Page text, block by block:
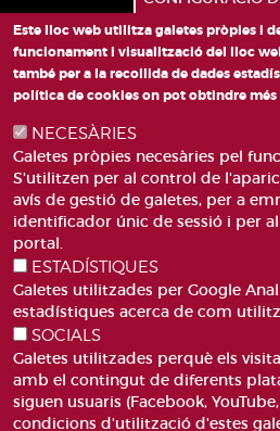
PLAÇA DE SANT
TELÈFON:
Pie
de
página
ACCESIBILITAT
CANAL DE DENÚNCIES
GLOSSARI
Este lloc web utilitza galetes pròpies i
funcionament i visualització del lloc
també per a la recollida de dades
política de cookies on pot obtindre
NECESÀRIES
Galetes pròpies necesàries pel
S'utilitzen per al control de
avís de gestió de galetes, per a
identificador únic de sessió i per
portal.
ESTADÍSTIQUES
Galetes utilitzades per Google
estadístiques acerca de com
SOCIALS
Galetes utilitzades perquè els
amb el contingut de diferents
siguen usuaris (Facebook,
condicions d'utilització d'estes